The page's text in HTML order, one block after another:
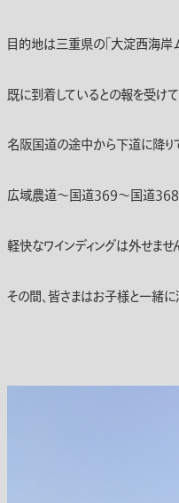
目的地は三重県の「大淀西海岸ム
既に到着しているとの報を受けて
名阪国道の途中から下道に降り
広域農道～国道369～国道368
軽快なワインディングは外せませ
その間、皆さまはお子様と一緒に